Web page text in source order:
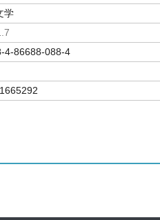
学
4-86688-088-4